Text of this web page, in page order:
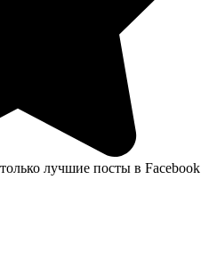
лучшие посты в Facebook